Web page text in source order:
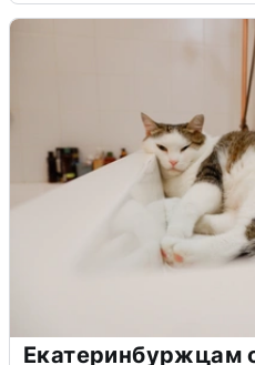
Екатеринбуржцам